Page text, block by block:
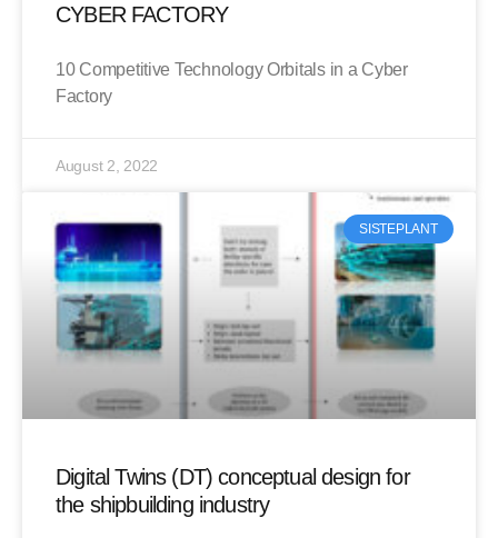
CYBER FACTORY
10 Competitive Technology Orbitals in a Cyber
Factory
August 2, 2022
SISTEPLANT
Digital Twins (DT) conceptual design for
the shipbuilding industry